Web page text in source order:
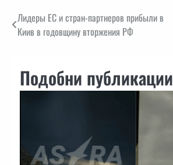
Навигация
Лидеры ЕС и стран-партнеров прибыли в
Киив в годовщину вторжения РФ
Подобни публикации